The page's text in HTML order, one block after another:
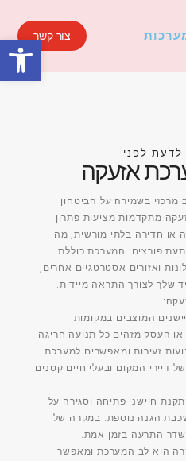
צור קשר
לדעת לפני
אזעקה
בשמירה על הביטחון
מתקדמות מציעות פתרון
או חדירה בלתי מורשית, מה
פורצים. המערכת כוללת
ואזורים אסטרטגיים אחרים,
שלך לצורך התראה מיידית.
המוצבים במקומות
העסק מזהים כל תנועה חריגה.
זעירות ומאפשרים למערכת
דיירי המקום ובעלי חיים קטנים
חיישני פתיחה וסגירה על
הגנה נוספת. במקרה של
התרעה בזמן אמת.
הוא לב המערכת ומאפשר
פתח